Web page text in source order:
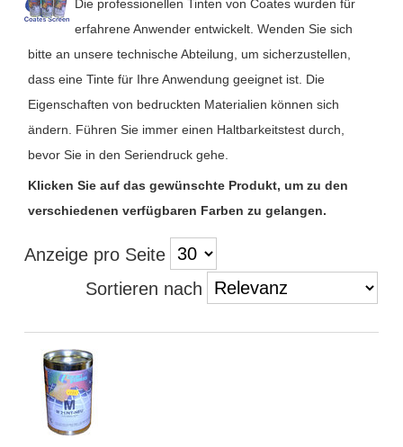
Die professionellen Tinten von Coates wurden für
erfahrene Anwender entwickelt. Wenden Sie sich
bitte an unsere technische Abteilung, um sicherzustellen,
dass eine Tinte für Ihre Anwendung geeignet ist. Die
Eigenschaften von bedruckten Materialien können sich
ändern. Führen Sie immer einen Haltbarkeitstest durch,
bevor Sie in den Seriendruck gehe.
Klicken Sie auf das gewünschte Produkt, um zu den
verschiedenen verfügbaren Farben zu gelangen.
Anzeige pro Seite
Sortieren nach